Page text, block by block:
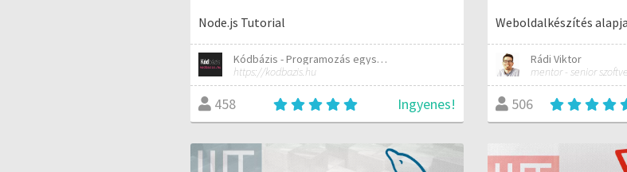
Node.js Tutorial
Kódbázis - Programozás egyszerűen elmagyarázva
https://kodbazis.hu
458 Ingyenes!
Weboldalkészítés
Rádi Viktor
mentor - senior
506